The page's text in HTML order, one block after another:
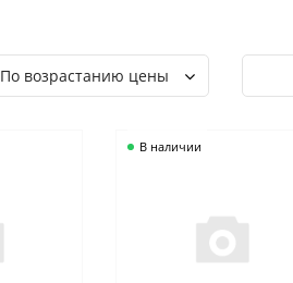
По возрастанию цены
В наличии